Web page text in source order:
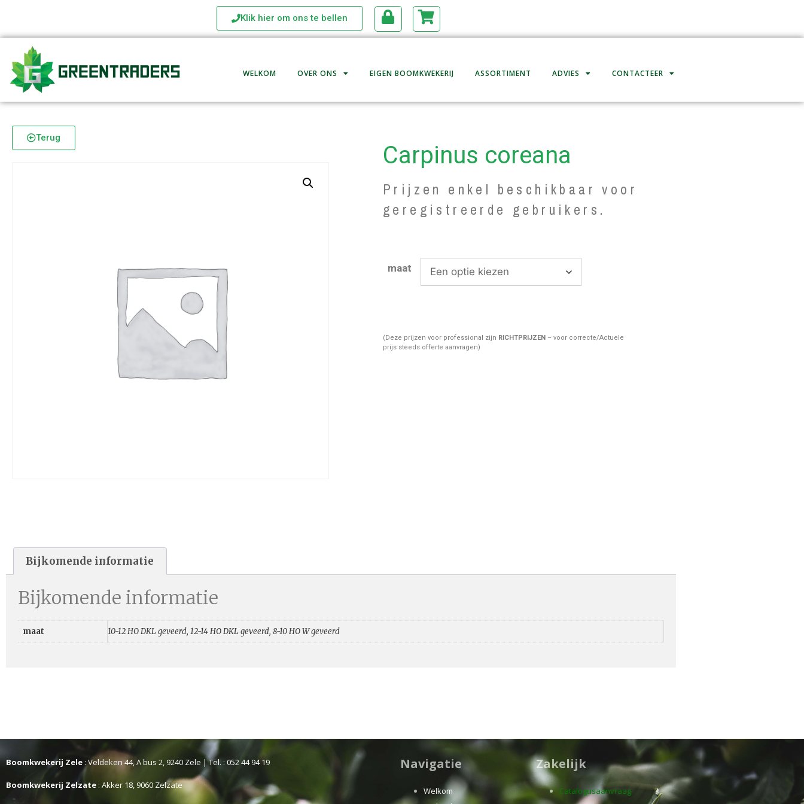
Klik hier om ons te bellen
WELKOM OVER ONS EIGEN BOOMKWEKERIJ ASSORTIMENT ADVIES CONTACTEER
Terug
Carpinus coreana
Prijzen enkel beschikbaar voor
geregistreerde gebruikers.
maat
(Deze prijzen voor professional zijn RICHTPRIJZEN – voor correcte/Actuele
prijs steeds offerte aanvragen)
Bijkomende informatie
Bijkomende informatie
maat 10-12 HO DKL geveerd, 12-14 HO DKL geveerd, 8-10 HO W geveerd
Boomkwekerij Zele : Veldeken 44, A bus 2, 9240 Zele | Tel. : 052 44 94 19
Boomkwekerij Zelzate : Akker 18, 9060 Zelzate
Navigatie
Welkom
Zakelijk
Catalogusaanvraag